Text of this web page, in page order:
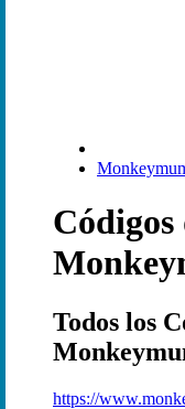
Códigos
Todos los
https://